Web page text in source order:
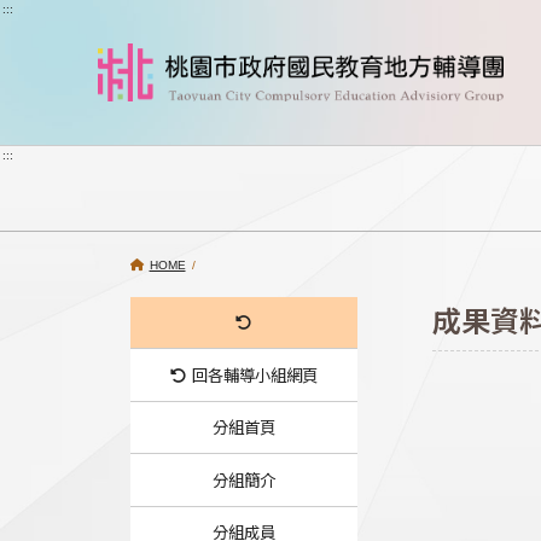
跳到主要內容
:::
:::
HOME /
回各輔導小組網頁
分組首頁
分組簡介
分組成員
成果資